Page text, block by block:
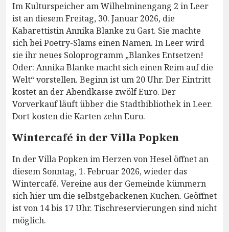
Im Kulturspeicher am Wilhelminengang 2 in Leer
ist an diesem Freitag, 30. Januar 2026, die
Kabarettistin Annika Blanke zu Gast. Sie machte
sich bei Poetry-Slams einen Namen. In Leer wird
sie ihr neues Soloprogramm „Blankes Entsetzen!
Oder: Annika Blanke macht sich einen Reim auf die
Welt“ vorstellen. Beginn ist um 20 Uhr. Der Eintritt
kostet an der Abendkasse zwölf Euro. Der
Vorverkauf läuft übber die Stadtbibliothek in Leer.
Dort kosten die Karten zehn Euro.
Wintercafé in der Villa Popken
In der Villa Popken im Herzen von Hesel öffnet an
diesem Sonntag, 1. Februar 2026, wieder das
Wintercafé. Vereine aus der Gemeinde kümmern
sich hier um die selbstgebackenen Kuchen. Geöffnet
ist von 14 bis 17 Uhr. Tischreservierungen sind nicht
möglich.